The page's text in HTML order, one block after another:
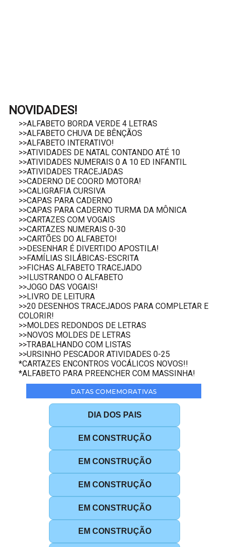
NOVIDADES!
>>ALFABETO BORDA VERDE 4 LETRAS
>>ALFABETO CHUVA DE BÊNÇÃOS
>>ALFABETO INTERATIVO!
>>ATIVIDADES DE NATAL CONTANDO ATÉ 10
>>ATIVIDADES NUMERAIS 0 A 10 ED INFANTIL
>>ATIVIDADES TRACEJADAS
>>CADERNO DE COORD MOTORA!
>>CALIGRAFIA CURSIVA
>>CAPAS PARA CADERNO
>>CAPAS PARA CADERNO TURMA DA MÔNICA
>>CARTAZES COM VOGAIS
>>CARTAZES NUMERAIS 0-30
>>CARTÕES DO ALFABETO!
>>DESENHAR É DIVERTIDO APOSTILA!
>>FAMÍLIAS SILÁBICAS-ESCRITA
>>FICHAS ALFABETO TRACEJADO
>>ILUSTRANDO O ALFABETO
>>JOGO DAS VOGAIS!
>>LIVRO DE LEITURA
>>20 DESENHOS TRACEJADOS PARA COMPLETAR E
COLORIR!
>>MOLDES REDONDOS DE LETRAS
>>NOVOS MOLDES DE LETRAS
>>TRABALHANDO COM LISTAS
>>URSINHO PESCADOR ATIVIDADES 0-25
*CARTAZES ENCONTROS VOCÁLICOS NOVOS!!
*ALFABETO PARA PREENCHER COM MASSINHA!
DATAS COMEMORATIVAS
DIA DOS PAIS
EM CONSTRUÇÃO
EM CONSTRUÇÃO
EM CONSTRUÇÃO
EM CONSTRUÇÃO
EM CONSTRUÇÃO